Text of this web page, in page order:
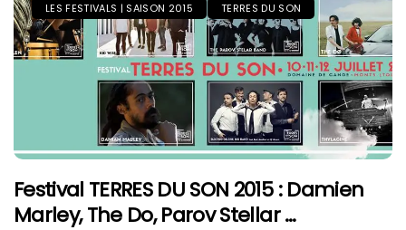
LES FESTIVALS | SAISON 2015 TERRES DU SON
Festival TERRES DU SON 2015 : Damien
Marley, The Do, Parov Stellar …